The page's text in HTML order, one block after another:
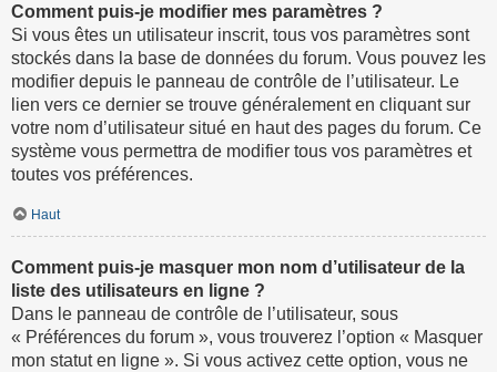
Comment puis-je modifier mes paramètres ?
Si vous êtes un utilisateur inscrit, tous vos paramètres sont
stockés dans la base de données du forum. Vous pouvez les
modifier depuis le panneau de contrôle de l’utilisateur. Le
lien vers ce dernier se trouve généralement en cliquant sur
votre nom d’utilisateur situé en haut des pages du forum. Ce
système vous permettra de modifier tous vos paramètres et
toutes vos préférences.
Haut
Comment puis-je masquer mon nom d’utilisateur de la
liste des utilisateurs en ligne ?
Dans le panneau de contrôle de l’utilisateur, sous
« Préférences du forum », vous trouverez l’option « Masquer
mon statut en ligne ». Si vous activez cette option, vous ne